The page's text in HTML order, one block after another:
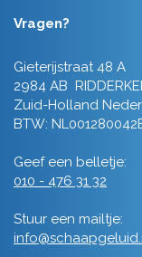
Vragen?
Gieterijstraat 48 A
2984 AB
Zuid-Holland
BTW:
Geef een belletje:
010 - 476 31 32
Stuur een mailtje: